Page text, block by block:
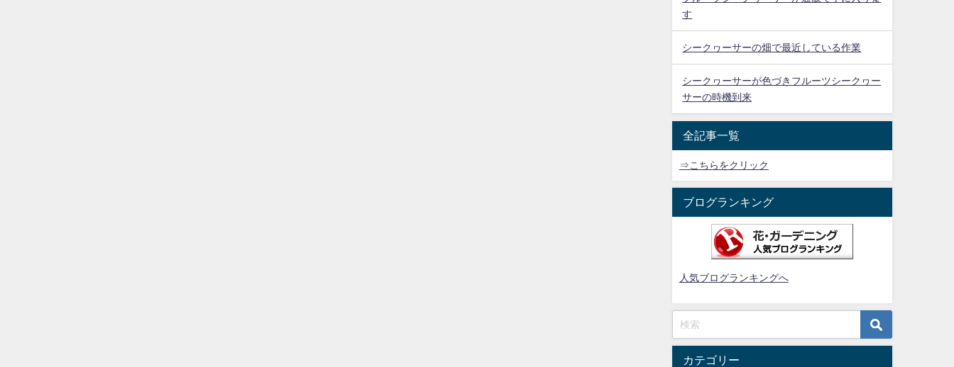
す
シークヮーサーの畑で最近している作業
シークヮーサーが色づきフルーツシークヮー
サーの時機到来
全記事一覧
⇒こちらをクリック
ブログランキング
人気ブログランキングへ
カテゴリー